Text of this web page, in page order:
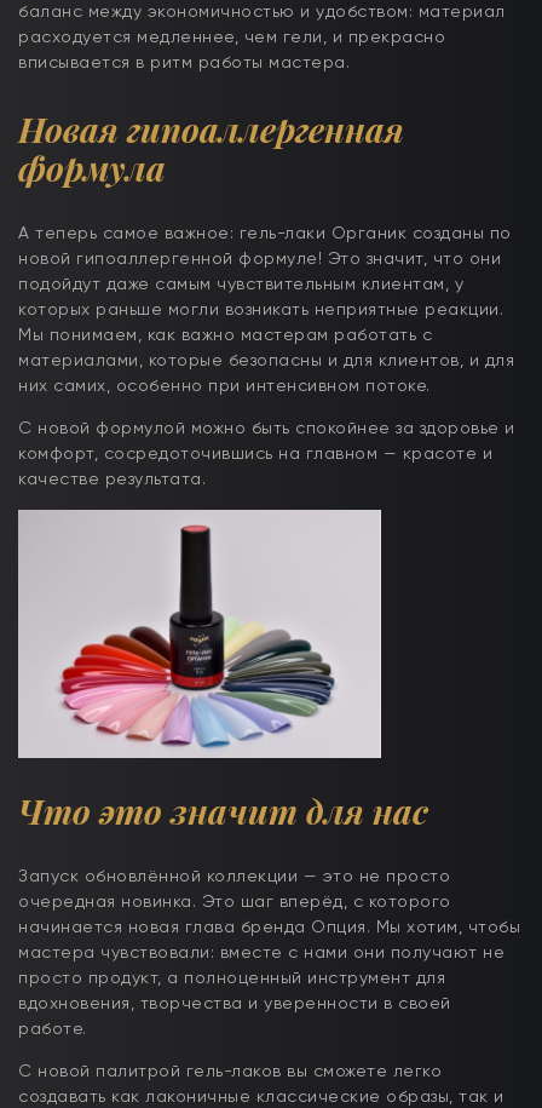
баланс между экономичностью и удобством: материал
расходуется медленнее, чем гели, и прекрасно
вписывается в ритм работы мастера.
Новая гипоаллергенная
формула
А теперь самое важное: гель-лаки Органик созданы по
новой гипоаллергенной формуле! Это значит, что они
подойдут даже самым чувствительным клиентам, у
которых раньше могли возникать неприятные реакции.
Мы понимаем, как важно мастерам работать с
материалами, которые безопасны и для клиентов, и для
них самих, особенно при интенсивном потоке.
С новой формулой можно быть спокойнее за здоровье и
комфорт, сосредоточившись на главном — красоте и
качестве результата.
Что это значит для нас
Запуск обновлённой коллекции — это не просто
очередная новинка. Это шаг вперёд, с которого
начинается новая глава бренда Опция. Мы хотим, чтобы
мастера чувствовали: вместе с нами они получают не
просто продукт, а полноценный инструмент для
вдохновения, творчества и уверенности в своей
работе.
С новой палитрой гель-лаков вы сможете легко
создавать как лаконичные классические образы, так и